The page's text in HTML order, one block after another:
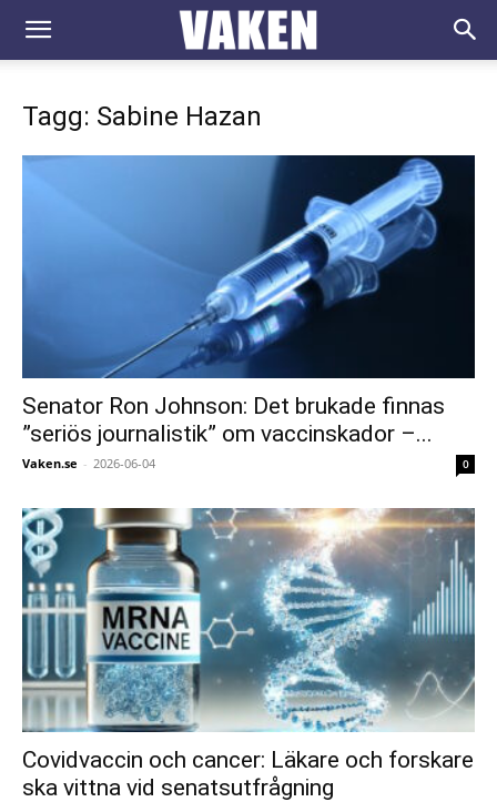
VAKEN.se
Tagg: Sabine Hazan
Senator Ron Johnson: Det brukade finnas
”seriös journalistik” om vaccinskador –...
Vaken.se - 2026-06-04 0
Covidvaccin och cancer: Läkare och forskare
ska vittna vid senatsutfrågning